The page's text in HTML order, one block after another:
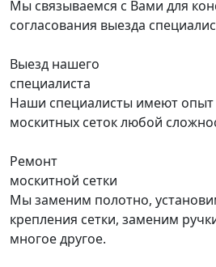
Мы связываемся с Вами для
согласования выезда
Выезд нашего
специалиста
Наши специалисты имеют опыт
москитных сеток любой
Ремонт
москитной сетки
Мы заменим полотно,
крепления сетки, заменим
многое другое.